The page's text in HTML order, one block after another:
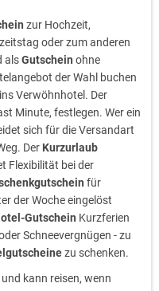
zur Hochzeit,
oder zum anderen
alsGutschein ohne
der Wahl buchen
Verwöhnhotel. Der
Minute, festlegen. Wer ein
sich für die Versandart
Der Kurzurlaub
Flexibilität bei der
für
der Woche eingelöst
Gutschein Kurzferien
Schneevergnügen - zu
zu schenken.
kann reisen, wenn